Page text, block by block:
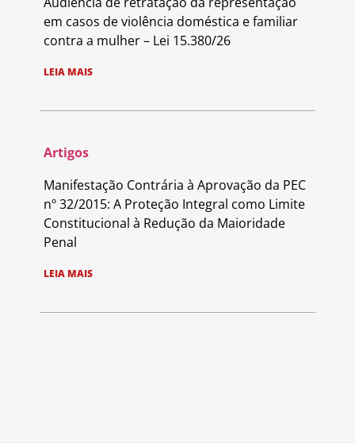
em casos de violência doméstica e familiar
contra a mulher – Lei 15.380/26
LEIA MAIS
Artigos
Manifestação Contrária à Aprovação da PEC
nº 32/2015: A Proteção Integral como Limite
Constitucional à Redução da Maioridade
Penal
LEIA MAIS